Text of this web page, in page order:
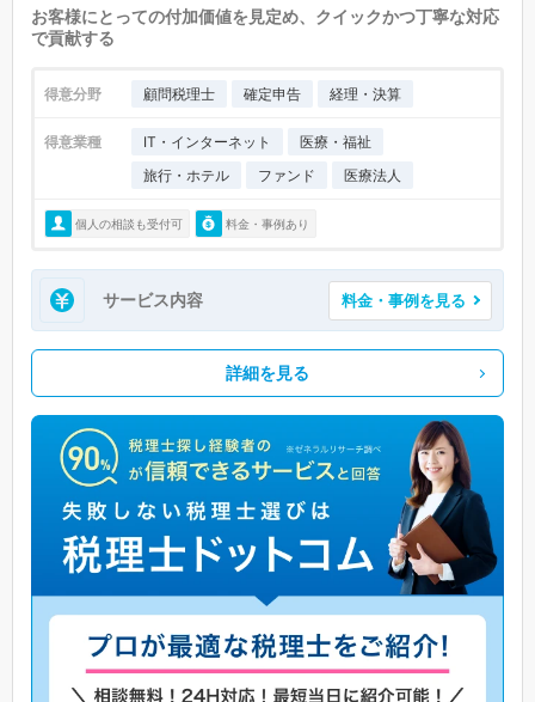
お客様にとっての付加価値を見定め、クイックかつ丁寧な対応
で貢献する
得意分野 顧問税理士 確定申告 経理・決算
得意業種 IT・インターネット
医療・福祉
旅行・ホテル
ファンド 医療法人
個人の相談も受付可 料金・事例あり
サービス内容 料金・事例を見る
詳細を見る